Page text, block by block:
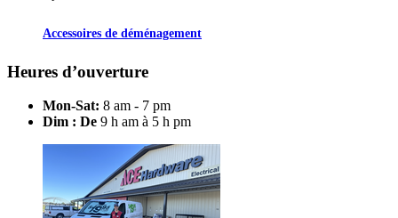
Accessoires de déménagement
Heures d’ouverture
Mon-Sat: 8 am - 7 pm
Dim : De 9 h am à 5 h pm